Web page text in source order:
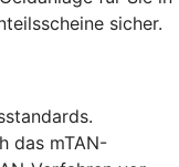
sicher.
das mTAN-